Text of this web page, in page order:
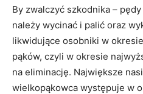
By zwalczyć szkodnika –
należy wycinać i palić oraz
likwidujące osobniki w
pąków, czyli w okresie
na eliminację. Największe
wielkopąkowca występuje w